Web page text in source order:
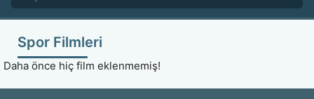
Spor Filmleri
Daha önce hiç film eklenmemiş!